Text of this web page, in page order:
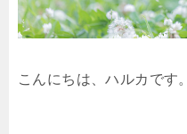
こんにちは、ハルカです。